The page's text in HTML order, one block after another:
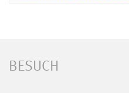
BESUCH